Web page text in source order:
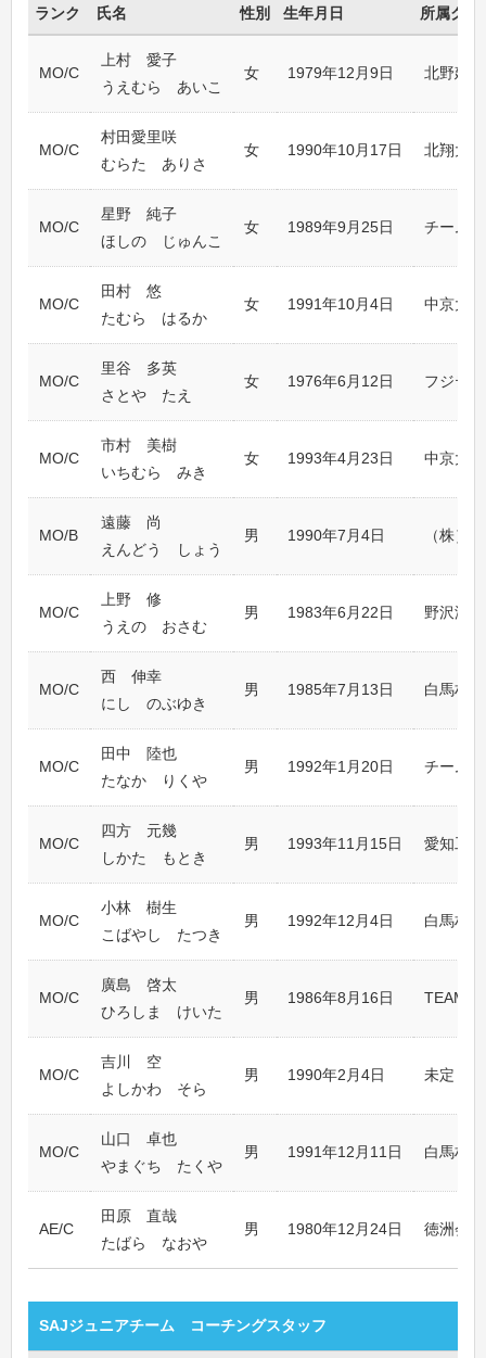
ランク 氏名 性別 生年月日 所属クラ
MO/C
上村 愛子
うえむら あいこ
女 1979年12月9日 北野建
MO/C
村田愛里咲
むらた ありさ
女 1990年10月17日 北翔大学
MO/C
星野 純子
ほしの じゅんこ
女 1989年9月25日 チーム
MO/C
田村 悠
たむら はるか
女 1991年10月4日 中京大学
MO/C
里谷 多英
さとや たえ
女 1976年6月12日 フジテ
MO/C
市村 美樹
いちむら みき
女 1993年4月23日 中京大学
MO/B
遠藤 尚
えんどう しょう
男 1990年7月4日 （株）
MO/C
上野 修
うえの おさむ
男 1983年6月22日 野沢温
MO/C
西 伸幸
にし のぶゆき
男 1985年7月13日 白馬村
MO/C
田中 陸也
たなか りくや
男 1992年1月20日 チーム
MO/C
四方 元幾
しかた もとき
男 1993年11月15日 愛知工
MO/C
小林 樹生
こばやし たつき
男 1992年12月4日 白馬村
MO/C
廣島 啓太
ひろしま けいた
男 1986年8月16日 TEAM
MO/C
吉川 空
よしかわ そら
男 1990年2月4日 未定
MO/C
山口 卓也
やまぐち たくや
男 1991年12月11日 白馬村
AE/C
田原 直哉
たばら なおや
男 1980年12月24日 徳洲会
SAJジュニアチーム コーチングスタッフ